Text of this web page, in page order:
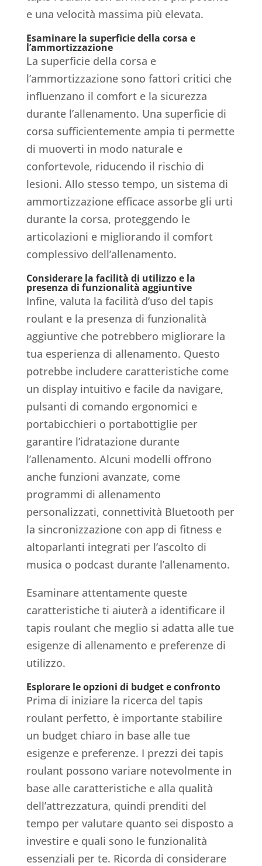
e una velocità massima più elevata.
Esaminare la superficie della corsa e
l’ammortizzazione
La superficie della corsa e
l’ammortizzazione sono fattori critici che
influenzano il comfort e la sicurezza
durante l’allenamento. Una superficie di
corsa sufficientemente ampia ti permette
di muoverti in modo naturale e
confortevole, riducendo il rischio di
lesioni. Allo stesso tempo, un sistema di
ammortizzazione efficace assorbe gli urti
durante la corsa, proteggendo le
articolazioni e migliorando il comfort
complessivo dell’allenamento.
Considerare la facilità di utilizzo e la
presenza di funzionalità aggiuntive
Infine, valuta la facilità d’uso del tapis
roulant e la presenza di funzionalità
aggiuntive che potrebbero migliorare la
tua esperienza di allenamento. Questo
potrebbe includere caratteristiche come
un display intuitivo e facile da navigare,
pulsanti di comando ergonomici e
portabicchieri o portabottiglie per
garantire l’idratazione durante
l’allenamento. Alcuni modelli offrono
anche funzioni avanzate, come
programmi di allenamento
personalizzati, connettività Bluetooth per
la sincronizzazione con app di fitness e
altoparlanti integrati per l’ascolto di
musica o podcast durante l’allenamento.
Esaminare attentamente queste
caratteristiche ti aiuterà a identificare il
tapis roulant che meglio si adatta alle tue
esigenze di allenamento e preferenze di
utilizzo.
Esplorare le opzioni di budget e confronto
Prima di iniziare la ricerca del tapis
roulant perfetto, è importante stabilire
un budget chiaro in base alle tue
esigenze e preferenze. I prezzi dei tapis
roulant possono variare notevolmente in
base alle caratteristiche e alla qualità
dell’attrezzatura, quindi prenditi del
tempo per valutare quanto sei disposto a
investire e quali sono le funzionalità
essenziali per te. Ricorda di considerare